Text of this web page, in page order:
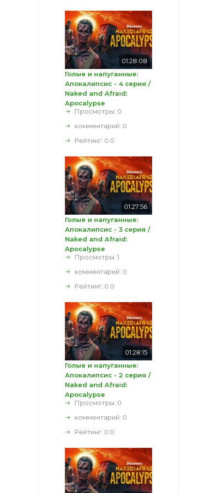
01:28:08
Голые и напуганные:
Апокалипсис - 4 серия /
Naked and Afraid:
Apocalypse
Просмотры: 0
комментарий: 0
Рейтинг: 0.0
01:27:56
Голые и напуганные:
Апокалипсис - 3 серия /
Naked and Afraid:
Apocalypse
Просмотры: 1
комментарий: 0
Рейтинг: 0.0
01:28:15
Голые и напуганные:
Апокалипсис - 2 серия /
Naked and Afraid:
Apocalypse
Просмотры: 0
комментарий: 0
Рейтинг: 0.0